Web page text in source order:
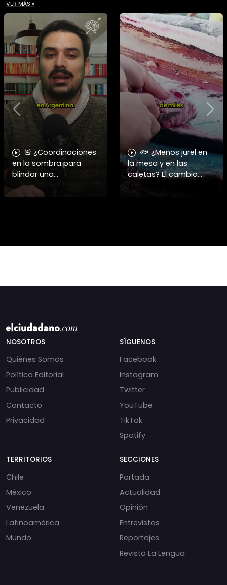
VER MÁS »
🚨 ¿Coordinaciones
en la sombra para
blindar una
candidatura
presidencial? Nuevos
🐟 ¿Menos jurel en
la mesa y en las
caletas? El cambio
climático y El Niño
alteran las aguas
Previous
NOSOTROS
Quiénes Somos
Política Editorial
Publicidad
Contacto
Privacidad
SÍGUENOS
Facebook
Instagram
Twitter
YouTube
TikTok
Spotify
TERRITORIOS
Chile
México
Venezuela
Latinoamérica
Mundo
SECCIONES
Portada
Actualidad
Opinión
Entrevistas
Reportajes
Revista La Lengua